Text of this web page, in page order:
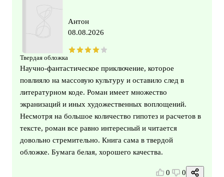
Твердая обложка
Антон
08.08.2026
Научно-фантастическое приключение, которое
повлияло на массовую культуру и оставило след в
литературном коде. Роман имеет множество
экранизаций и иных художественных воплощений.
Несмотря на большое количество гипотез и расчетов в
тексте, роман все равно интересный и читается
довольно стремительно. Книга сама в твердой
обложке. Бумага белая, хорошего качества.
0 0